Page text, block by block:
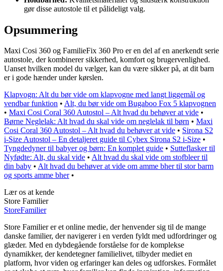
gør disse autostole til et pålideligt valg.
Opsummering
Maxi Cosi 360 og FamilieFix 360 Pro er en del af en anerkendt serie
autostole, der kombinerer sikkerhed, komfort og brugervenlighed.
Uanset hvilken model du vælger, kan du være sikker på, at dit barn
er i gode hænder under kørslen.
Klapvogn: Alt du bør vide om klapvogne med langt liggemål og
vendbar funktion • Alt, du bør vide om Bugaboo Fox 5 klapvognen
• Maxi Cosi Coral 360 Autostol – Alt hvad du behøver at vide •
Børne Neglelak: Alt hvad du skal vide om neglelak til børn • Maxi
Cosi Coral 360 Autostol – Alt hvad du behøver at vide • Sirona S2
i-Size Autostol – En detaljeret guide til Cybex Sirona S2 i-Size •
Tyngdedyner til babyer og børn: En komplet guide • Sutteflasker til
Nyfødte: Alt, du skal vide • Alt hvad du skal vide om stofbleer til
din baby • Alt hvad du behøver at vide om amme bher til stor barm
og sports amme bher•
Lær os at kende
Store Familier
StoreFamilier
Store Familier er et online medie, der henvender sig til de mange
danske familier, der navigerer i en verden fyldt med udfordringer og
glæder. Med en dybdegående forståelse for de komplekse
dynamikker, der kendetegner familielivet, tilbyder mediet en
platform, hvor viden og erfaringer kan deles og udforskes. Formålet